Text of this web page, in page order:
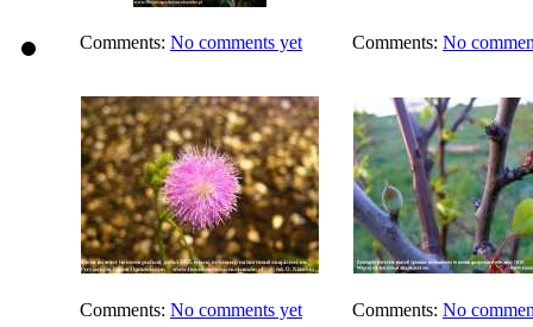
Comments: No comments yet Comments: No
Comments: No comments yet Comments: No